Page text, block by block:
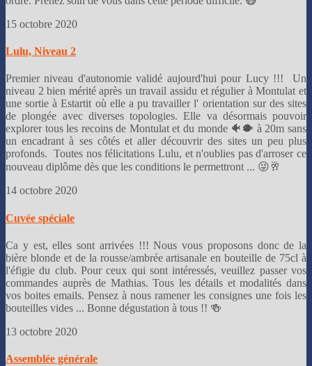
15 octobre 2020
Lulu, Niveau 2
Premier niveau d'autonomie validé aujourd'hui pour Lucy !!! Un
niveau 2 bien mérité après un travail assidu et régulier à Montulat et
une sortie à Estartit où elle a pu travailler l' orientation sur des sites
de plongée avec diverses topologies. Elle va désormais pouvoir
explorer tous les recoins de Montulat et du monde 🐠🐡 à 20m sans
un encadrant à ses côtés et aller découvrir des sites un peu plus
profonds. Toutes nos félicitations Lulu, et n'oublies pas d'arroser ce
nouveau diplôme dès que les conditions le permettront ... 😜🥂
14 octobre 2020
Cuvée spéciale
Ca y est, elles sont arrivées !!! Nous vous proposons donc de la
bière blonde et de la rousse/ambrée artisanale en bouteille de 75cl à
l'éfigie du club. Pour ceux qui sont intéressés, veuillez passer vos
commandes auprès de Mathias. Tous les détails et modalités dans
vos boites emails. Pensez à nous ramener les consignes une fois les
bouteilles vides ... Bonne dégustation à tous !! 🍻
13 octobre 2020
Assemblée générale